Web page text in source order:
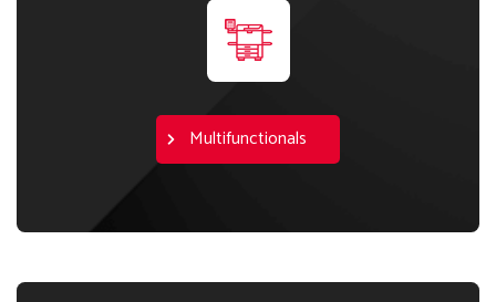
Multifunctionals